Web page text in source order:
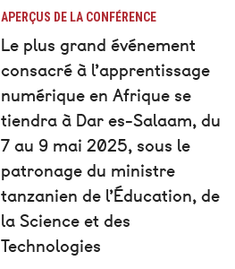
APERÇUS DE LA CONFÉRENCE
Le plus grand événement
consacré à l’apprentissage
numérique en Afrique se
tiendra à Dar es-Salaam, du
7 au 9 mai 2025, sous le
patronage du ministre
tanzanien de l’Éducation, de
la Science et des
Technologies